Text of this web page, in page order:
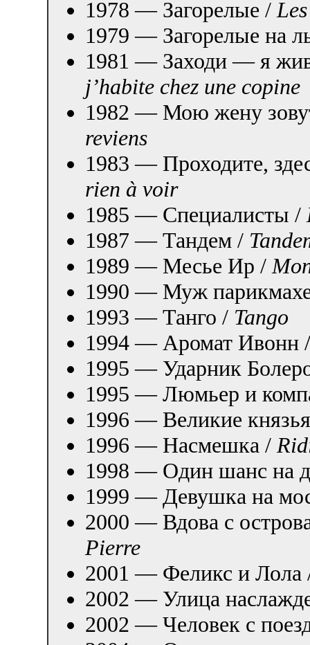
1978 — Загорелые /
1979 — Загорелые на
1981 — Заходи — я
j’habite chez une copine
1982 — Мою жену
reviens
1983 — Проходите,
rien à voir
1985 — Специалисты /
1987 — Тандем /
1989 — Месье Ир /
1990 — Муж
1993 — Танго / Tango
1994 — Аромат Ивонн
1995 — Ударник
1995 — Люмьер и
1996 — Великие
1996 — Насмешка /
1998 — Один шанс на
1999 — Девушка на
2000 — Вдова с
Pierre
2001 — Феликс и
2002 — Улица
2002 — Человек с